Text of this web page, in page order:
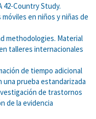
42-Country Study.
en niños y niñas de
methodologies. Material
talleres internacionales
de tiempo adicional
una prueba estandarizada
de trastornos
de la evidencia